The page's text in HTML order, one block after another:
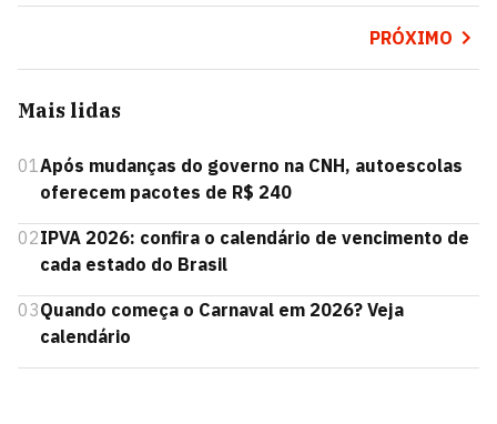
PRÓXIMO
Mais lidas
01Após mudanças do governo na CNH, autoescolas
oferecem pacotes de R$ 240
02IPVA 2026: confira o calendário de vencimento de
cada estado do Brasil
03Quando começa o Carnaval em 2026? Veja
calendário